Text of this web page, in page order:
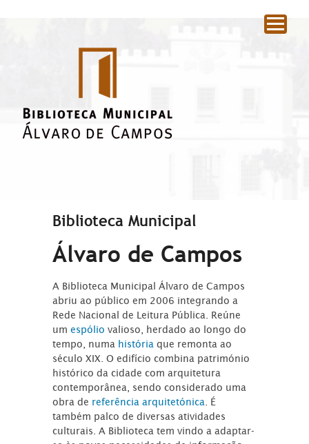
Biblioteca Municipal
Álvaro de Campos
A Biblioteca Municipal Álvaro de Campos
abriu ao público em 2006 integrando a
Rede Nacional de Leitura Pública. Reúne
umespóliovalioso, herdado ao longo do
tempo, numa história que remonta ao
século XIX. O edifício combina património
histórico da cidade com arquitetura
contemporânea, sendo considerado uma
obra de referência arquitetónica . É
também palco de diversas atividades
culturais. A Biblioteca tem vindo a adaptar-